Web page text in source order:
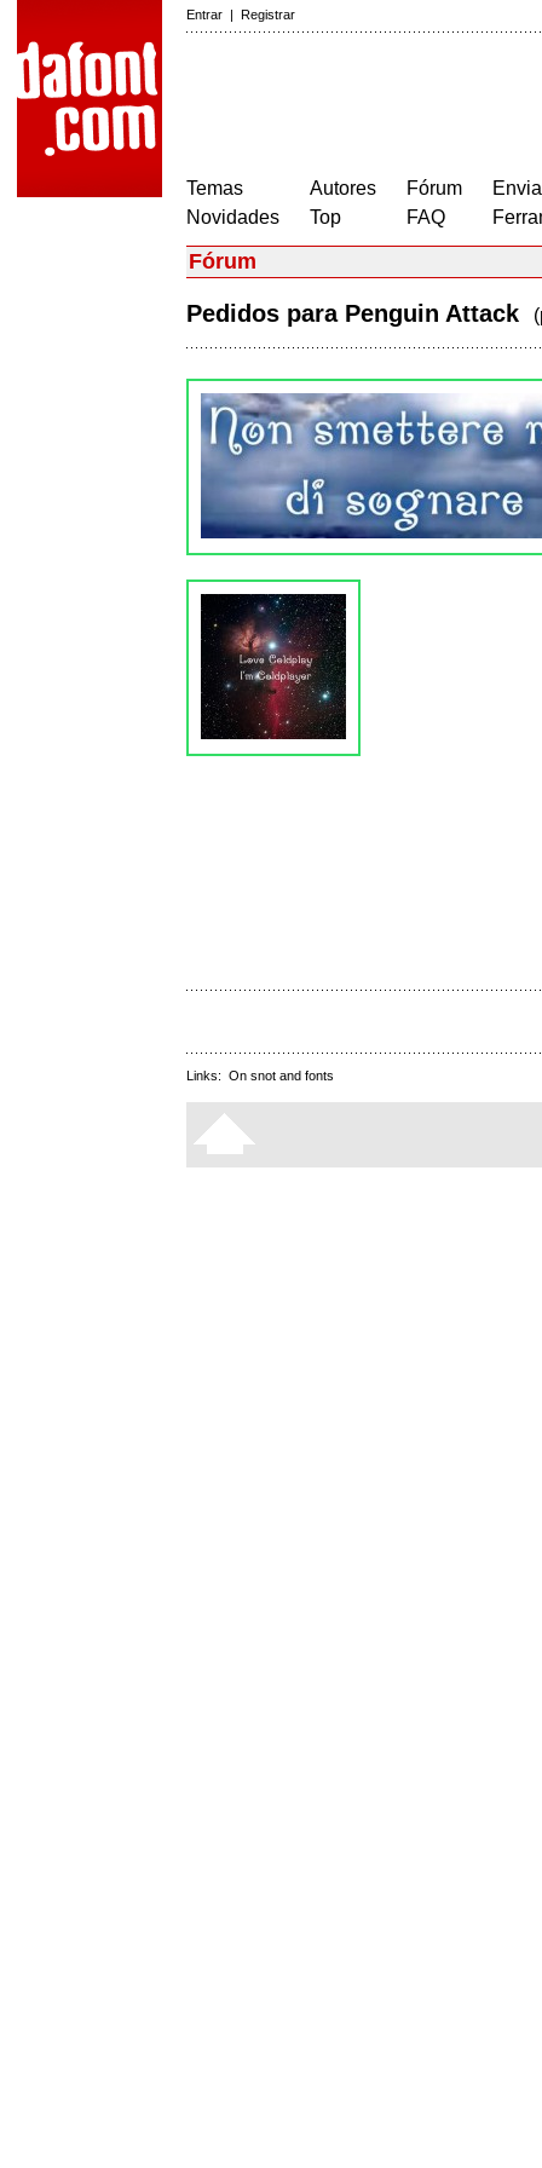
Entrar | Registrar
Temas
Novidades
Autores
Top
Fórum
FAQ
Fórum
Pedidos para Penguin Attack
Links: On snot and fonts